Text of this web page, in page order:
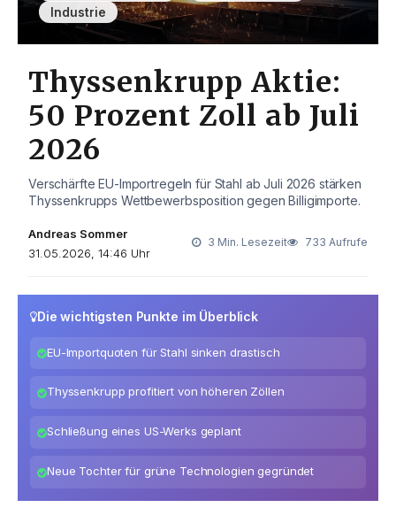
Industrie
Thyssenkrupp Aktie:
50 Prozent Zoll ab Juli
2026
Verschärfte EU-Importregeln für Stahl ab Juli 2026 stärken
Thyssenkrupps Wettbewerbsposition gegen Billigimporte.
Andreas Sommer
31.05.2026, 14:46 Uhr
3 Min. Lesezeit 733 Aufrufe
Die wichtigsten Punkte im Überblick
EU-Importquoten für Stahl sinken drastisch
Thyssenkrupp profitiert von höheren Zöllen
Schließung eines US-Werks geplant
Neue Tochter für grüne Technologien gegründet